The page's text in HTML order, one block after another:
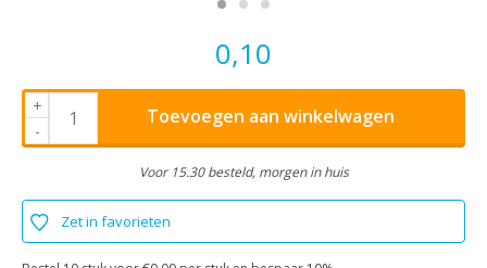
0,10
+
-
Toevoegen aan winkelwagen
Voor 15.30 besteld, morgen in huis
Zet in favorieten